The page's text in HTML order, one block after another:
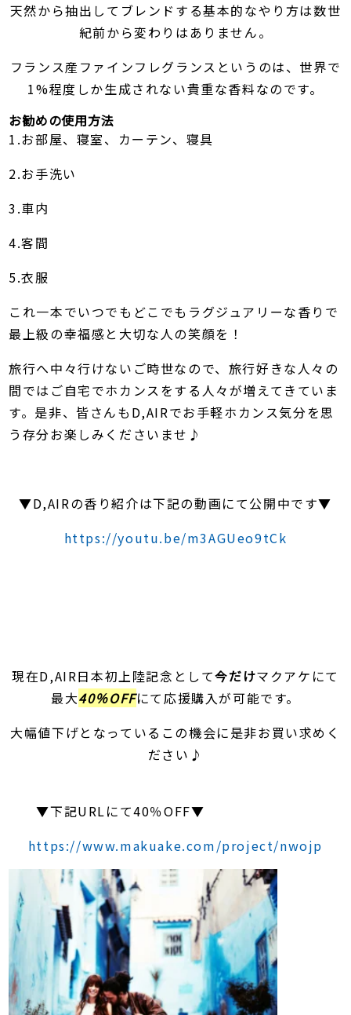
天然から抽出してブレンドする基本的なやり方は数世
紀前から変わりはありません。
フランス産ファインフレグランスというのは、世界で
1%程度しか生成されない貴重な香料なのです。
お勧めの使用方法
1.お部屋、寝室、カーテン、寝具
2.お手洗い
3.車内
4.客間
5.衣服
これ一本でいつでもどこでもラグジュアリーな香りで
最上級の幸福感と大切な人の笑顔を！
旅行へ中々行けないご時世なので、旅行好きな人々の
間では ご自宅でホカンスをする人々が増えてきていま
す。是非、皆さんもD,AIRでお手軽ホカンス気分を思
う存分お楽しみくださいませ♪
▼D,AIRの香り紹介は下記の動画にて公開中です▼
https://youtu.be/m3AGUeo9tCk
現在D,AIR日本初上陸記念として今だけマクアケにて
最大40％OFFにて応援購入が可能です。
大幅値下げとなっているこの機会に是非お買い求めく
ださい♪
▼下記URLにて40％OFF▼
https://www.makuake.com/project/nwojp